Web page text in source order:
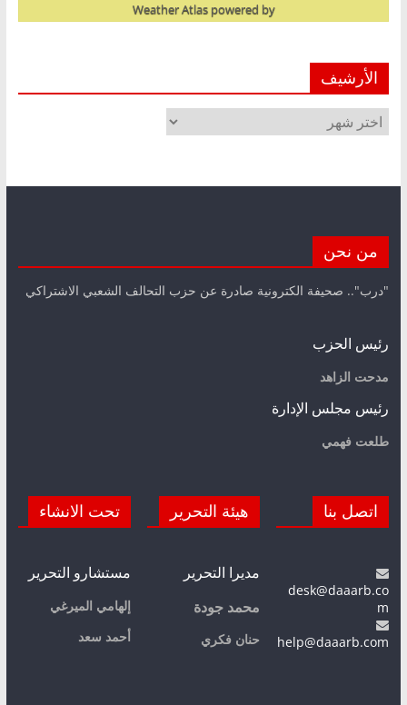
powered by
Weather Atlas
الأرشيف
الأرشيف
من نحن
"درب".. صحيفة الكترونية صادرة عن حزب التحالف الشعبي الاشتراكي
رئيس الحزب
مدحت الزاهد
رئيس مجلس الإدارة
طلعت فهمي
اتصل بنا
desk@daaarb.co
m
help@daaarb.com
هيئة التحرير
مديرا التحرير
محمد جودة
حنان فكري
تحت الانشاء
مستشارو التحرير
إلهامي الميرغي
أحمد سعد